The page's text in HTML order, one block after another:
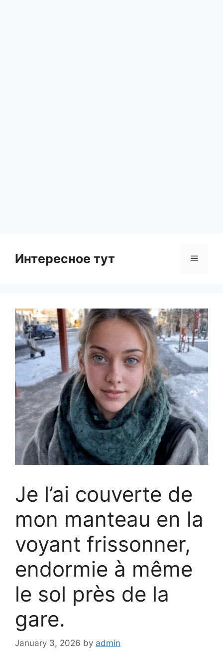
Интересное тут Menu
Je l’ai couverte de
mon manteau en la
voyant frissonner,
endormie à même
le sol près de la
gare.
January 3, 2026 by admin